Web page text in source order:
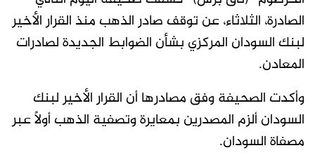
الصادرة، الثلاثاء، عن توقف صادر الذهب منذ القرار الأخير
لبنك السودان المركزي بشأن الضوابط الجديدة لصادرات
المعادن.
وأكدت الصحيفة وفق مصادرها أن القرار الأخير لبنك
السودان ألزم المصدرين بمعايرة وتصفية الذهب أولاً عبر
مصفاة السودان.